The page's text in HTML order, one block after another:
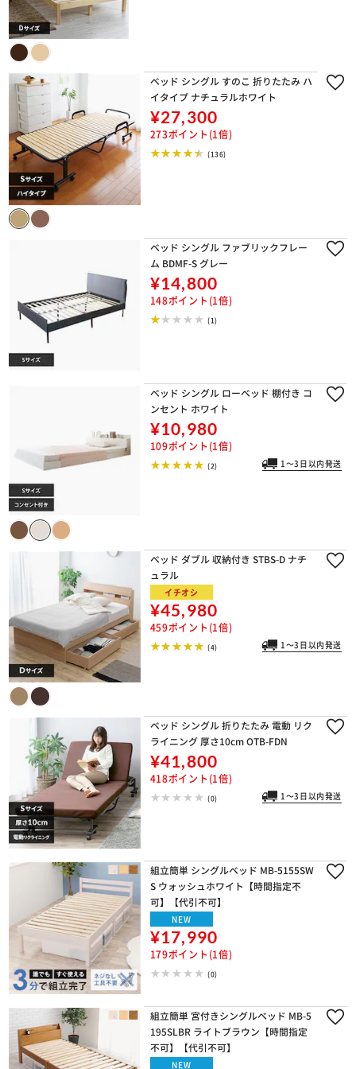
ベッド シングル すのこ 折りたたみ ハ
イタイプ ナチュラルホワイト
¥27,300
273ポイント(1倍)
(136)
ベッド シングル ファブリックフレー
ム BDMF-S グレー
¥14,800
148ポイント(1倍)
(1)
ベッド シングル ローベッド 棚付き コ
ンセント ホワイト
¥10,980
109ポイント(1倍)
(2) 1～3日以内発送
ベッド ダブル 収納付き STBS-D ナチ
ュラル
イチオシ
¥45,980
459ポイント(1倍)
(4) 1～3日以内発送
ベッド シングル 折りたたみ 電動 リク
ライニング 厚さ10cm OTB-FDN
¥41,800
418ポイント(1倍)
(0) 1～3日以内発送
組立簡単 シングルベッド MB-5155SW
S ウォッシュホワイト【時間指定不
可】【代引不可】
NEW
¥17,990
179ポイント(1倍)
(0)
組立簡単 宮付きシングルベッド MB-5
195SLBR ライトブラウン【時間指定
不可】【代引不可】
NEW